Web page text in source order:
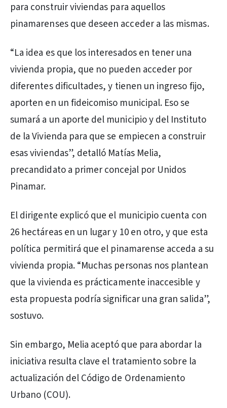
para construir viviendas para aquellos
pinamarenses que deseen acceder a las mismas.
“La idea es que los interesados en tener una
vivienda propia, que no pueden acceder por
diferentes dificultades, y tienen un ingreso fijo,
aporten en un fideicomiso municipal. Eso se
sumará a un aporte del municipio y del Instituto
de la Vivienda para que se empiecen a construir
esas viviendas”, detalló Matías Melia,
precandidato a primer concejal por Unidos
Pinamar.
El dirigente explicó que el municipio cuenta con
26 hectáreas en un lugar y 10 en otro, y que esta
política permitirá que el pinamarense acceda a su
vivienda propia. “Muchas personas nos plantean
que la vivienda es prácticamente inaccesible y
esta propuesta podría significar una gran salida”,
sostuvo.
Sin embargo, Melia aceptó que para abordar la
iniciativa resulta clave el tratamiento sobre la
actualización del Código de Ordenamiento
Urbano (COU).